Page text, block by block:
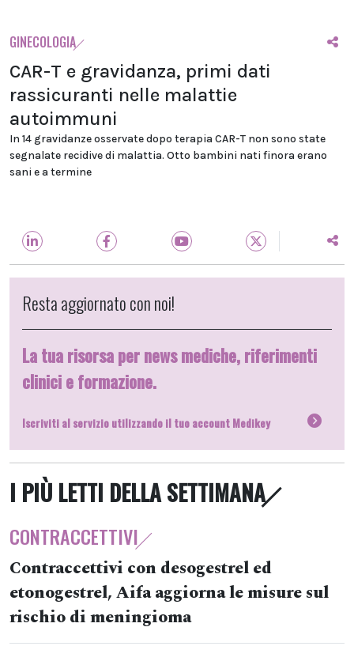
GINECOLOGIA
CAR-T e gravidanza, primi dati
rassicuranti nelle malattie
autoimmuni
In 14 gravidanze osservate dopo terapia CAR-T non sono state
segnalate recidive di malattia. Otto bambini nati finora erano
sani e a termine
Resta aggiornato con noi!
La tua risorsa per news mediche, riferimenti
clinici e formazione.
Iscriviti al servizio utilizzando il tuo account Medikey
I PIÙ LETTI DELLA SETTIMANA
CONTRACCETTIVI
Contraccettivi con desogestrel ed
etonogestrel, Aifa aggiorna le misure sul
rischio di meningioma